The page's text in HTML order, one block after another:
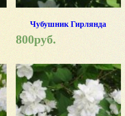
Чубушник Гирлянда
800руб.